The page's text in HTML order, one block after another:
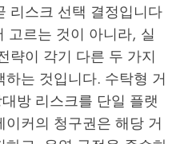
리스크 선택 결정입니다
르는 것이 아니라, 실
략이 각기 다른 두 가지
는 것입니다. 수탁형 거
방 리스크를 단일 플랫
커의 청구권은 해당 거